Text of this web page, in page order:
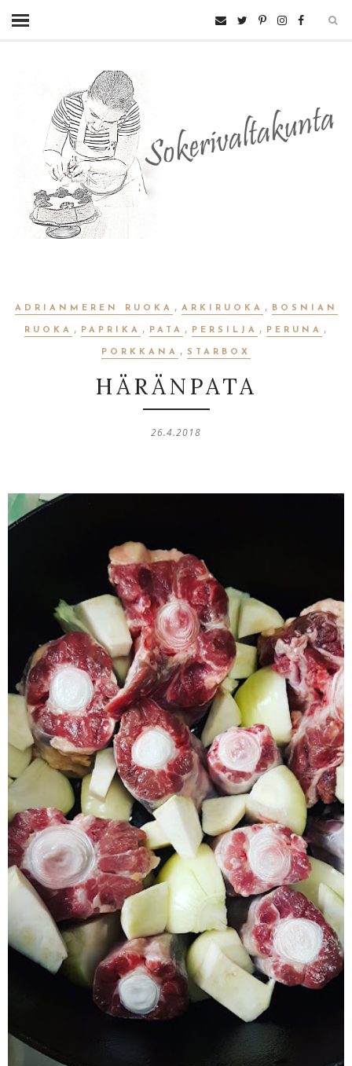
ADRIANMEREN RUOKA , ARKIRUOKA , BOSNIAN
RUOKA , PAPRIKA , PATA , PERSILJA , PERUNA ,
PORKKANA , STARBOX
HÄRÄNPATA
26.4.2018